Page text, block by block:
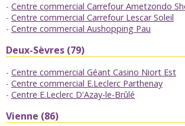
Centre commercial Carrefour Ametzondo
Centre commercial Carrefour Lescar Soleil
Centre commercial Aushopping Pau
Deux-Sèvres (79)
Centre commercial Géant Casino Niort Est
Centre commercial E.Leclerc Parthenay
Centre E.Leclerc D'Azay-le-Brûlé
Vienne (86)